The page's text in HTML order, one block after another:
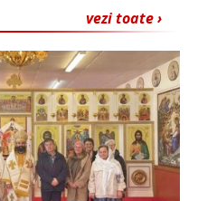
vezi toate ›